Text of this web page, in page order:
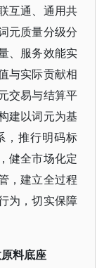
互通、通用共
元质量分级分
、服务效能实
与实际贡献相
交易与结算平
建以词元为基
，推行明码标
健全市场化定
，建立全过程
为，切实保障
料底座